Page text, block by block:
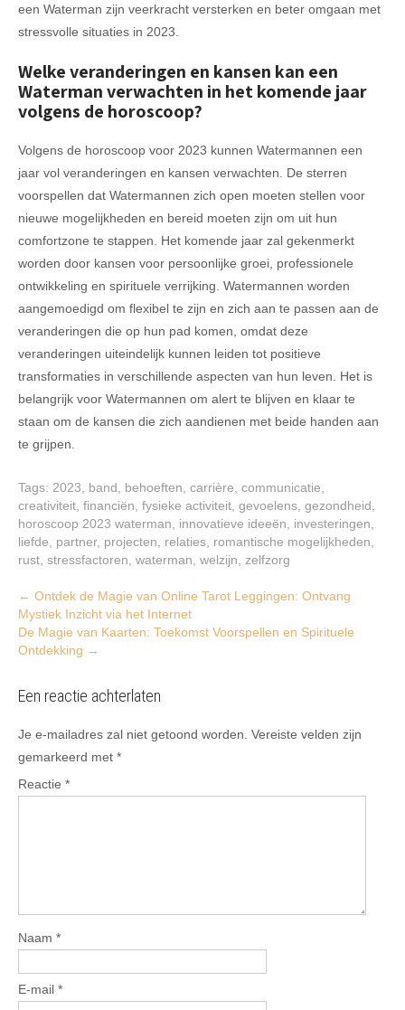
een Waterman zijn veerkracht versterken en beter omgaan met
stressvolle situaties in 2023.
Welke veranderingen en kansen kan een
Waterman verwachten in het komende jaar
volgens de horoscoop?
Volgens de horoscoop voor 2023 kunnen Watermannen een
jaar vol veranderingen en kansen verwachten. De sterren
voorspellen dat Watermannen zich open moeten stellen voor
nieuwe mogelijkheden en bereid moeten zijn om uit hun
comfortzone te stappen. Het komende jaar zal gekenmerkt
worden door kansen voor persoonlijke groei, professionele
ontwikkeling en spirituele verrijking. Watermannen worden
aangemoedigd om flexibel te zijn en zich aan te passen aan de
veranderingen die op hun pad komen, omdat deze
veranderingen uiteindelijk kunnen leiden tot positieve
transformaties in verschillende aspecten van hun leven. Het is
belangrijk voor Watermannen om alert te blijven en klaar te
staan om de kansen die zich aandienen met beide handen aan
te grijpen.
Tags: 2023 band behoeften carrière communicatie
creativiteit financiën fysieke activiteit gevoelens gezondheid
horoscoop 2023 waterman
innovatieve ideeën investeringen
liefde
partner, projecten relaties romantische mogelijkheden
rust stressfactoren waterman welzijn zelfzorg
Post
navigation
← Ontdek de Magie van Online Tarot Leggingen: Ontvang
Mystiek Inzicht via het Internet
De Magie van Kaarten: Toekomst Voorspellen en Spirituele
Ontdekking →
Een reactie achterlaten
Je e-mailadres zal niet getoond worden. Vereiste velden zijn
gemarkeerd met *
Reactie *
Naam *
E-mail *